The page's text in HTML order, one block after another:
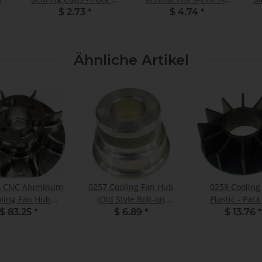
2
$ 2.73 *
.50 ) - Pack of 1
$ 4.74 *
Ähnliche Artikel
CNC Aluminum
Fan Hub
- Nitro - Pack
$ 83.25 *
0257 Cooling Fan Hub
(Old Style Bolt-on
Clutch) - Pack of 1
$ 6.89 *
0259 Cooling
Plastic - Pack
$ 13.76 *